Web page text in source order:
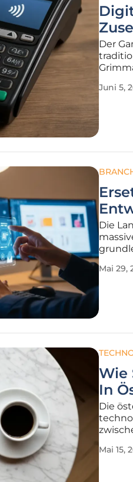
Der
Juni 5,
Die
Mai 29,
Wie
In
Die
Mai 15,